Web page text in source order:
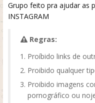
Grupo feito pra ajudar as
INSTAGRAM
Regras:
Proíbido links de
Proibido qualquer
Proibido imagens
pornográfico ou